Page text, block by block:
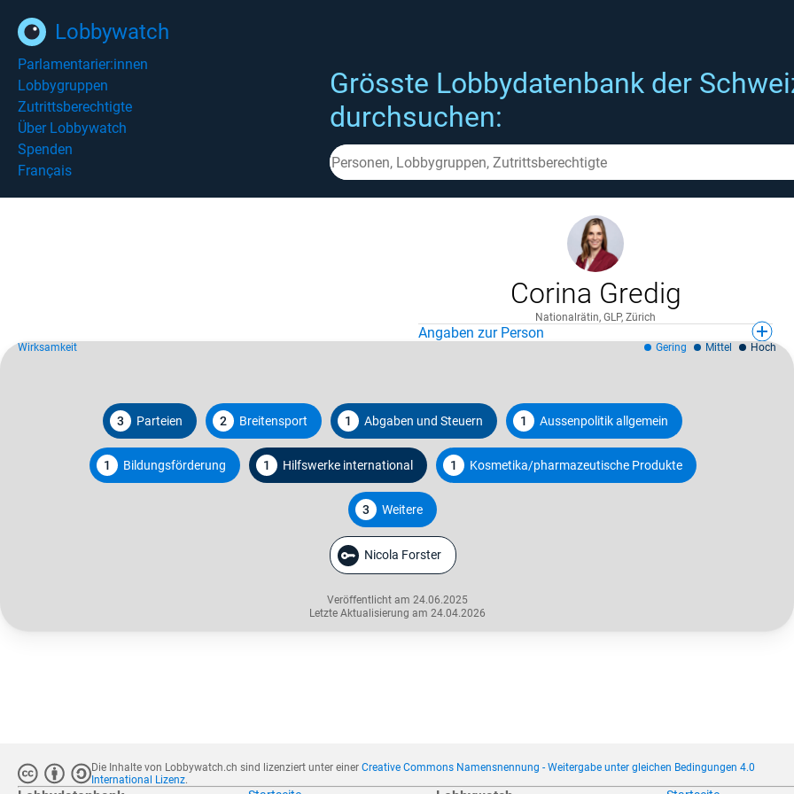
Lobbywatch
Parlamentarier:innen
Lobbygruppen
Zutrittsberechtigte
Über Lobbywatch
Spenden
Français
Grösste Lobbydatenbank der
durchsuchen:
Corina Gredig
Nationalrätin, GLP, Zürich
Angaben zur Person
3 Parteien 2 Breitensport 1 Abgaben und Steuern 1 Aussenpolitik allgemein
1 Bildungsförderung 1 Hilfswerke international 1 Kosmetika/pharmazeutische Produkte
3 Weitere
Nicola Forster
Veröffentlicht am 24.06.2025
Letzte Aktualisierung am 24.04.2026
Wirksamkeit Gering Mittel Hoch
Die Inhalte von Lobbywatch.ch sind lizenziert unter einerCreative Commons Namensnennung - Weitergabe unter gleichen Bedingungen 4.0
International Lizenz.